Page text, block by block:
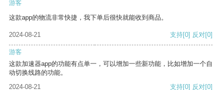
游客
这款app的物流非常快捷，我下单后很快就能收到商品。
2024-08-21 支持[0] 反对[0]
游客
这款加速器app的功能有点单一，可以增加一些新功能，比如增加一个自
动切换线路的功能。
2024-08-21
支持[0] 反对[0]